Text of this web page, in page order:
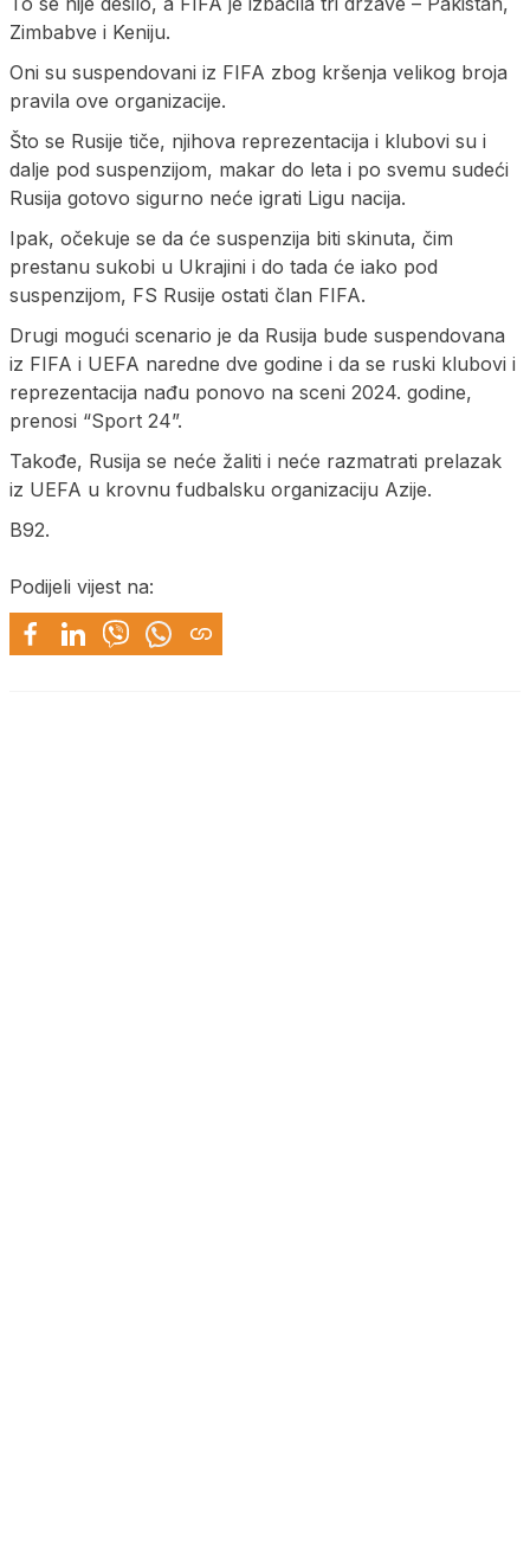
Zimbabve i Keniju.
Oni su suspendovani iz FIFA zbog kršenja velikog broja
pravila ove organizacije.
Što se Rusije tiče, njihova reprezentacija i klubovi su i
dalje pod suspenzijom, makar do leta i po svemu sudeći
Rusija gotovo sigurno neće igrati Ligu nacija.
Ipak, očekuje se da će suspenzija biti skinuta, čim
prestanu sukobi u Ukrajini i do tada će iako pod
suspenzijom, FS Rusije ostati član FIFA.
Drugi mogući scenario je da Rusija bude suspendovana
iz FIFA i UEFA naredne dve godine i da se ruski klubovi i
reprezentacija nađu ponovo na sceni 2024. godine,
prenosi “Sport 24”.
Takođe, Rusija se neće žaliti i neće razmatrati prelazak
iz UEFA u krovnu fudbalsku organizaciju Azije.
B92.
Podijeli vijest na: